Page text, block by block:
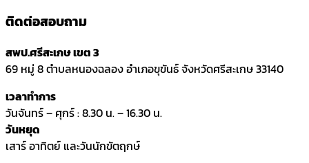
ติดต่อสอบถาม
สพป.ศรีสะเกษ เขต 3
69 หมู่ 8 ตำบลหนองฉลอง อำเภอขุขันธ์ จังหวัดศรีสะเกษ 33140
เวลาทำการ
วันจันทร์ – ศุกร์ : 8.30 น. – 16.30 น.
วันหยุด
เสาร์ อาทิตย์ และวันนักขัตฤกษ์